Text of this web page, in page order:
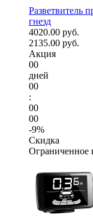
Разветвитель
гнезд
4020.00 руб.
2135.00 руб.
Акция
00
дней
00
:
00
00
-9%
Скидка
Ограниченное